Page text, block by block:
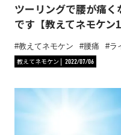
ツーリングで腰が痛
です【教えてネモケン
教えてネモケン 腰痛
ラ
教えてネモケン
2022/07/06